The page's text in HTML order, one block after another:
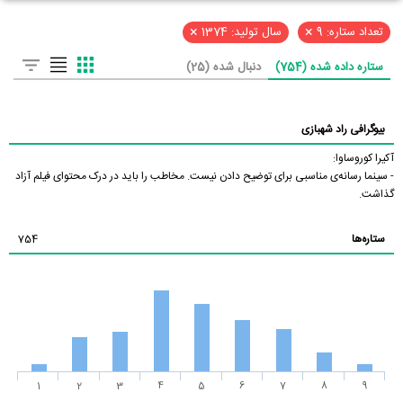
تعداد ستاره: 9 × سال تولید: 1374 ×
ستاره داده شده (754) دنبال شده (25)
بیوگرافی راد شهبازی
آکیرا کوروساوا:
- سینما رسانه‌ی مناسبی برای توضیح دادن نیست. مخاطب را باید در درک محتوای فیلم آزاد
گذاشت.
ستاره‌ها 754
1 2 3 4 5 6 7 8 9